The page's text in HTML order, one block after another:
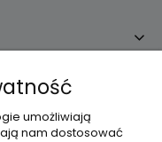
umożliwiają
nam dostosować